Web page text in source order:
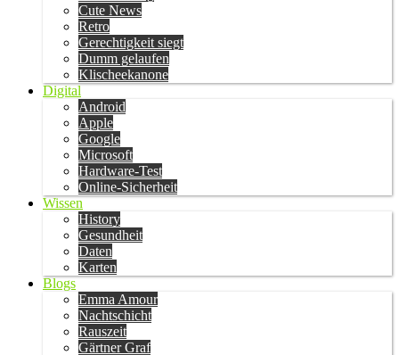
Cute News
Retro
Gerechtigkeit siegt
Dumm gelaufen
Klischeekanone
Digital
Android
Apple
Google
Microsoft
Hardware-Test
Online-Sicherheit
Wissen
History
Gesundheit
Daten
Karten
Blogs
Emma Amour
Nachtschicht
Rauszeit
Gärtner Graf